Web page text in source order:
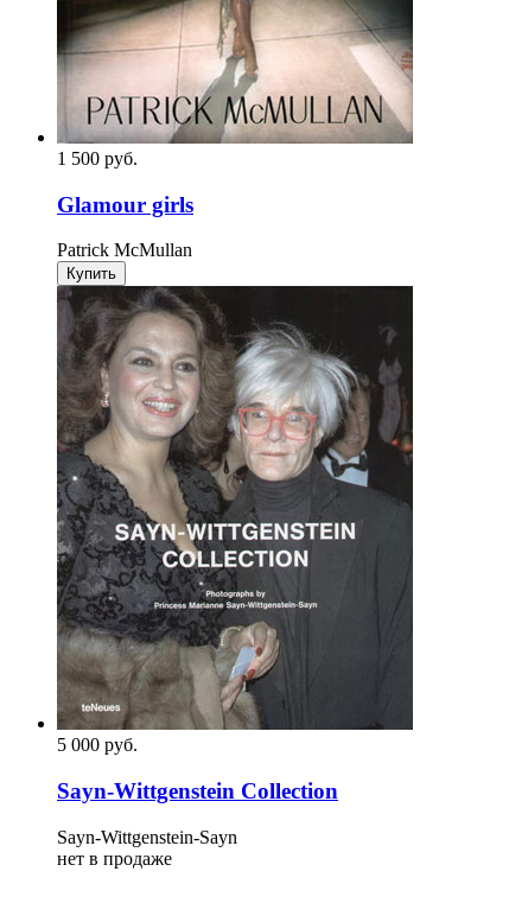
1 500 pуб.
Glamour girls
Patrick McMullan
Купить
5 000 pуб.
Sayn-Wittgenstein Collection
Sayn-Wittgenstein-Sayn
нет в продаже